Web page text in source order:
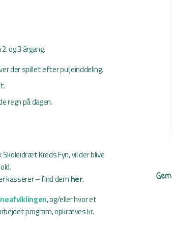
Gem
og 3 årgang.
der spillet efter puljeinddeling.
regn på dagen.
Kreds Fyn, vil der blive
kasserer – find dem her.
, og/eller hvor et
program, opkræves kr.